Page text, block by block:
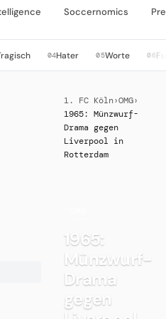
Soccernomics
04Hater 05Worte 06
1. FC Köln›OMG›
1965: Münzwurf-
Drama gegen
Liverpool in
Rotterdam
1965:
Münzwurf-
Drama
gegen